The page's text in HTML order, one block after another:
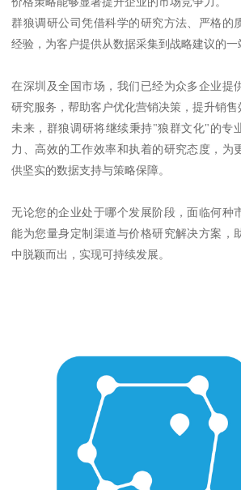
群狼调研公司凭借科学的研究方法、严格的
经验，为客户提供从数据采集到战略建议的一
在深圳及全国市场，我们已经为众多企业提
研究服务，帮助客户优化营销决策，提升销售
未来，群狼调研将继续秉持"狼群文化"的专
力、高效的工作效率和执着的研究态度，为
供坚实的数据支持与策略保障。
无论您的企业处于哪个发展阶段，面临何种
能为您量身定制渠道与价格研究解决方案，
中脱颖而出，实现可持续发展。